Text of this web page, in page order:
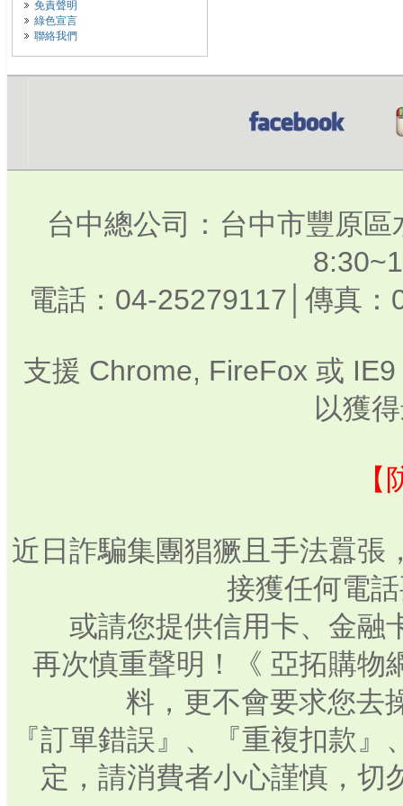
免責聲明
綠色宣言
聯絡我們
台中總公司：台中市豐原
電話：04-25279117│傳真
支援 Chrome, FireFox 或
以獲
近日詐騙集團猖獗且手法囂張
接獲任何電
或請您提供信用卡、金融
再次慎重聲明！《 亞拓購物
料，更不會要求您去
『訂單錯誤』、『重複扣款
定，請消費者小心謹慎，切